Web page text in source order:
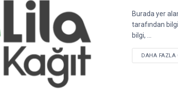
Burada yer
tarafından
bilgi, ...
DAHA FAZLA